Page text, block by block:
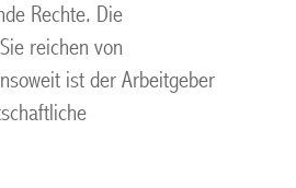
Rechte. Die
reichen von
ist der Arbeitgeber